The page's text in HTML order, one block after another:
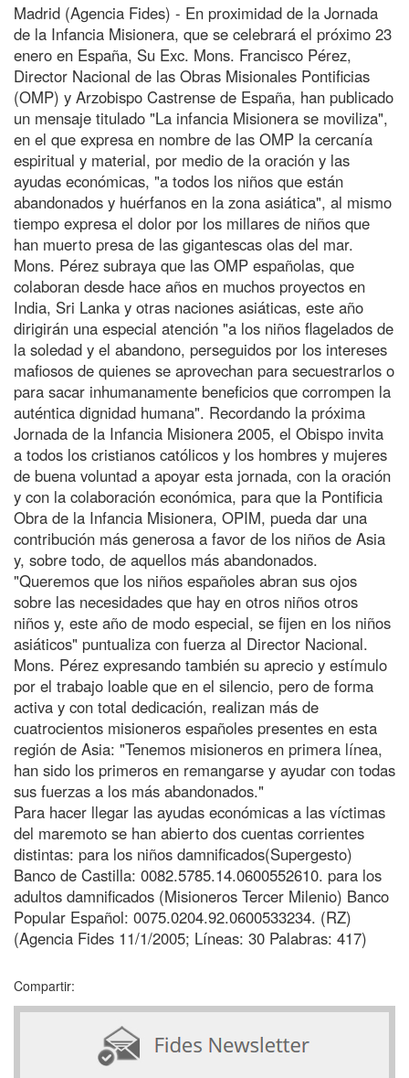
Madrid (Agencia Fides) - En proximidad de la Jornada
de la Infancia Misionera, que se celebrará el próximo 23
enero en España, Su Exc. Mons. Francisco Pérez,
Director Nacional de las Obras Misionales Pontificias
(OMP) y Arzobispo Castrense de España, han publicado
un mensaje titulado "La infancia Misionera se moviliza",
en el que expresa en nombre de las OMP la cercanía
espiritual y material, por medio de la oración y las
ayudas económicas, "a todos los niños que están
abandonados y huérfanos en la zona asiática", al mismo
tiempo expresa el dolor por los millares de niños que
han muerto presa de las gigantescas olas del mar.
Mons. Pérez subraya que las OMP españolas, que
colaboran desde hace años en muchos proyectos en
India, Sri Lanka y otras naciones asiáticas, este año
dirigirán una especial atención "a los niños flagelados de
la soledad y el abandono, perseguidos por los intereses
mafiosos de quienes se aprovechan para secuestrarlos o
para sacar inhumanamente beneficios que corrompen la
auténtica dignidad humana". Recordando la próxima
Jornada de la Infancia Misionera 2005, el Obispo invita
a todos los cristianos católicos y los hombres y mujeres
de buena voluntad a apoyar esta jornada, con la oración
y con la colaboración económica, para que la Pontificia
Obra de la Infancia Misionera, OPIM, pueda dar una
contribución más generosa a favor de los niños de Asia
y, sobre todo, de aquellos más abandonados.
"Queremos que los niños españoles abran sus ojos
sobre las necesidades que hay en otros niños otros
niños y, este año de modo especial, se fijen en los niños
asiáticos" puntualiza con fuerza al Director Nacional.
Mons. Pérez expresando también su aprecio y estímulo
por el trabajo loable que en el silencio, pero de forma
activa y con total dedicación, realizan más de
cuatrocientos misioneros españoles presentes en esta
región de Asia: "Tenemos misioneros en primera línea,
han sido los primeros en remangarse y ayudar con todas
sus fuerzas a los más abandonados."
Para hacer llegar las ayudas económicas a las víctimas
del maremoto se han abierto dos cuentas corrientes
distintas: para los niños damnificados(Supergesto)
Banco de Castilla: 0082.5785.14.0600552610. para los
adultos damnificados (Misioneros Tercer Milenio) Banco
Popular Español: 0075.0204.92.0600533234. (RZ)
(Agencia Fides 11/1/2005; Líneas: 30 Palabras: 417)
Compartir: